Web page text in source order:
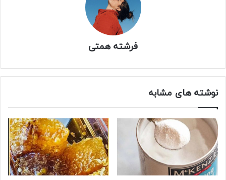
فرشته همتی
نوشته های مشابه